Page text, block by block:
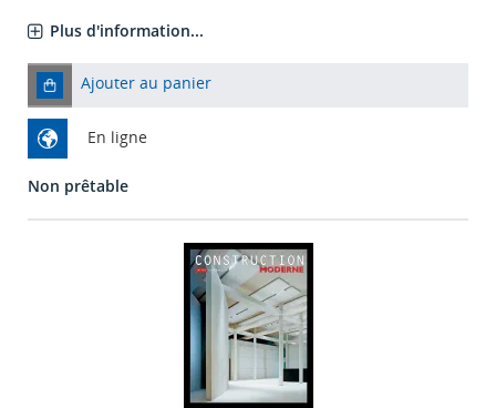
Plus d'information...
Ajouter au panier
En ligne
Non prêtable